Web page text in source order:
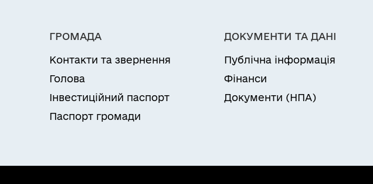
ГРОМАДА
Контакти та звернення
Голова
Інвестиційний паспорт
Паспорт громади
ДОКУМЕНТИ ТА ДАНІ
Публічна інформація
Фінанси
Документи (НПА)